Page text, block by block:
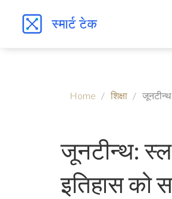
Home शिक्षा
जूनटीन्थ:
इतिहास को